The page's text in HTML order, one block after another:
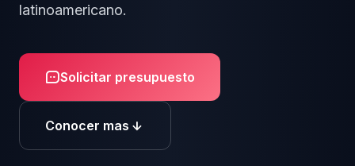
latinoamericano.
Solicitar presupuesto
Conocer mas